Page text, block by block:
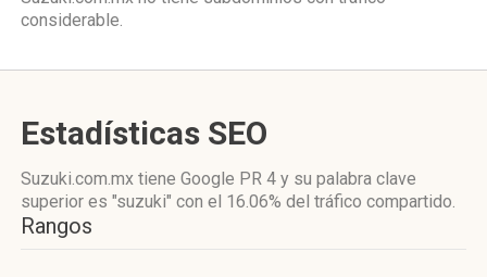
considerable.
Estadísticas SEO
Suzuki.com.mx tiene Google PR 4 y su palabra clave
superior es "suzuki" con el 16.06% del tráfico compartido.
Rangos